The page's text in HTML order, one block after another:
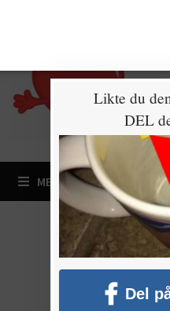
MENY
Likte du
DEL
Del